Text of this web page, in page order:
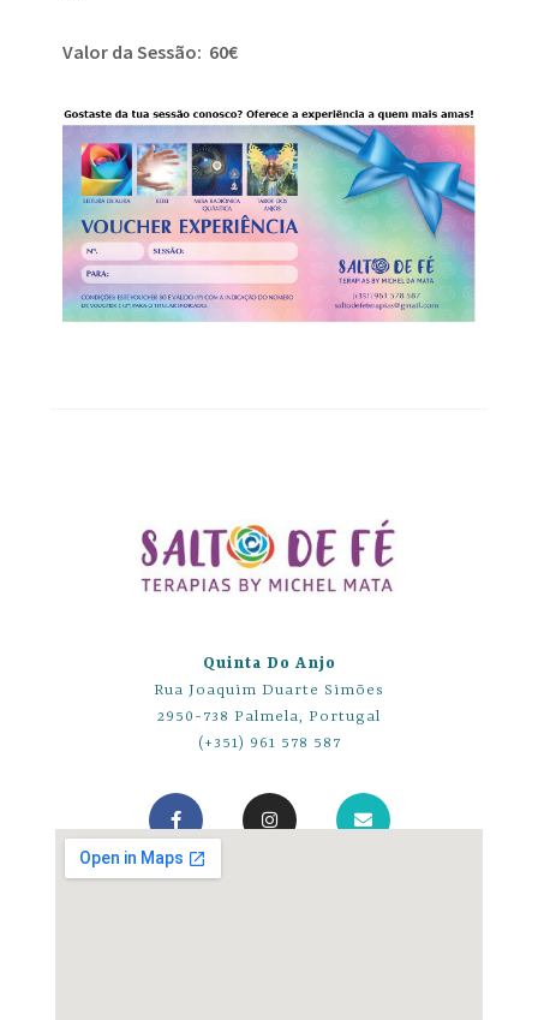
Valor da Sessão: 60€
Quinta Do Anjo
Rua Joaquim Duarte Simões
2950-738 Palmela, Portugal
(+351) 961 578 587